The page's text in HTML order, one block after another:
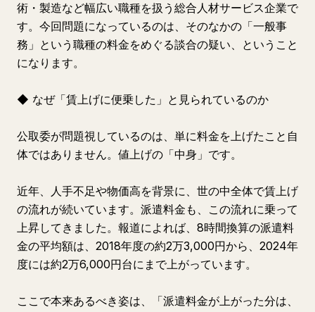
術・製造など幅広い職種を扱う総合人材サービス企業で
す。今回問題になっているのは、そのなかの「一般事
務」という職種の料金をめぐる談合の疑い、ということ
になります。
◆ なぜ「賃上げに便乗した」と見られているのか
公取委が問題視しているのは、単に料金を上げたこと自
体ではありません。値上げの「中身」です。
近年、人手不足や物価高を背景に、世の中全体で賃上げ
の流れが続いています。派遣料金も、この流れに乗って
上昇してきました。報道によれば、8時間換算の派遣料
金の平均額は、2018年度の約2万3,000円から、2024年
度には約2万6,000円台にまで上がっています。
ここで本来あるべき姿は、「派遣料金が上がった分は、